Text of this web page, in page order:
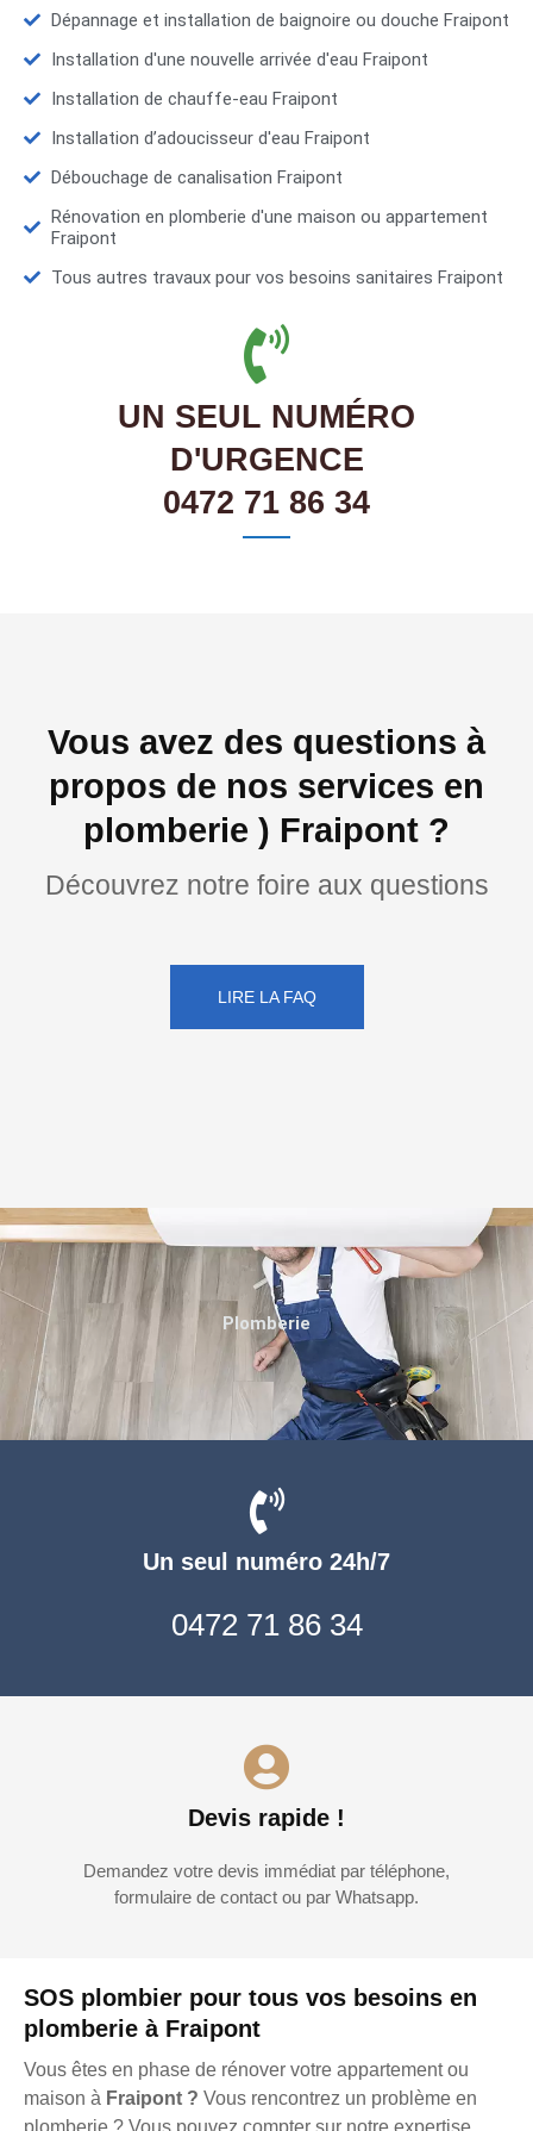
Dépannage et installation de baignoire ou douche Fraipont
Installation d'une nouvelle arrivée d'eau Fraipont
Installation de chauffe-eau Fraipont
Installation d’adoucisseur d'eau Fraipont
Débouchage de canalisation Fraipont
Rénovation en plomberie d'une maison ou appartement
Fraipont
Tous autres travaux pour vos besoins sanitaires Fraipont
UN SEUL NUMÉRO
D'URGENCE
0472 71 86 34
Vous avez des questions à
propos de nos services en
plomberie ) Fraipont ?
Découvrez notre foire aux questions
LIRE LA FAQ
SOS plombier pour tous vos besoins en
plomberie à Fraipont
Vous êtes en phase de rénover votre appartement ou
maison à Fraipont ? Vous rencontrez un problème en
Un seul numéro 24h/7
0472 71 86 34
Devis rapide !
Demandez votre devis immédiat par téléphone,
formulaire de contact ou par Whatsapp.
Plomberie